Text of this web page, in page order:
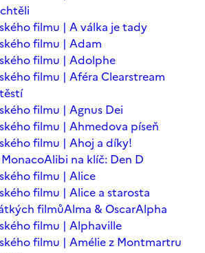
filmu | A válka je tady
filmu | Adam
filmu | Adolphe
filmu | Aféra Clearstream
filmu | Agnus Dei
filmu | Ahmedova píseň
filmu | Ahoj a díky!
Alibi na klíč: Den D
filmu | Alice
filmu | Alice a starosta
filmůAlma & OscarAlpha
filmu | Alphaville
filmu | Amélie z Montmartru